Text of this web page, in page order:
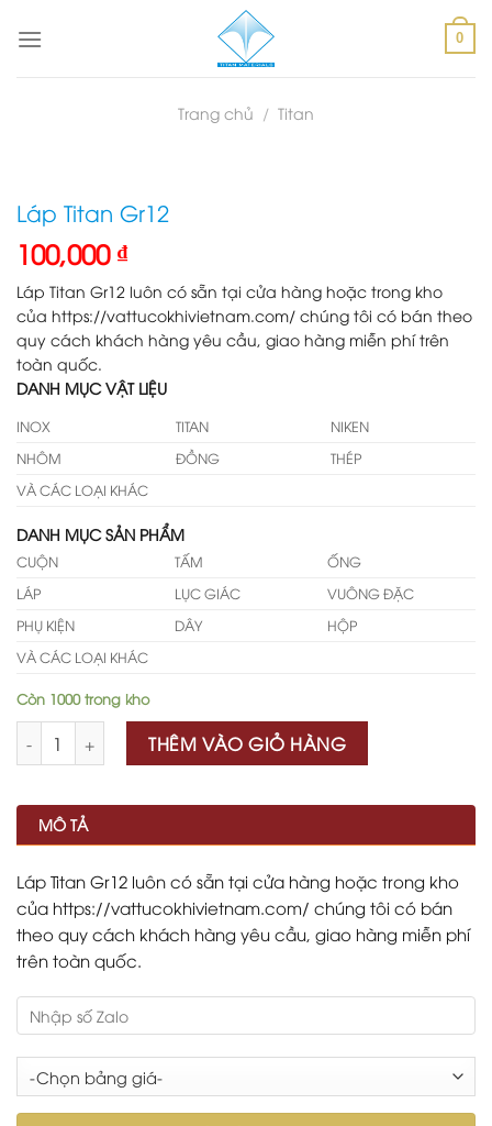
0
Trang chủ / Titan
Láp Titan Gr12
100,000 ₫
Láp Titan Gr12 luôn có sẵn tại cửa hàng hoặc trong kho
của https://vattucokhivietnam.com/ chúng tôi có bán theo
quy cách khách hàng yêu cầu, giao hàng miễn phí trên
toàn quốc.
DANH MỤC VẬT LIỆU
INOX TITAN
NIKEN
NHÔM
ĐỒNG
THÉP
VÀ CÁC LOẠI KHÁC
DANH MỤC SẢN PHẨM
CUỘN TẤM
ỐNG
LÁP
LỤC GIÁC
VUÔNG ĐẶC
PHỤ KIỆN
DÂY
HỘP
VÀ CÁC LOẠI KHÁC
Còn 1000 trong kho
THÊM VÀO GIỎ HÀNG
MÔ TẢ
Láp Titan Gr12 luôn có sẵn tại cửa hàng hoặc trong kho
của https://vattucokhivietnam.com/ chúng tôi có bán
theo quy cách khách hàng yêu cầu, giao hàng miễn phí
trên toàn quốc.